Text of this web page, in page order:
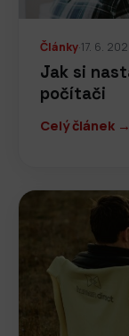
Články·17. 6.
Jak si
počítači
Celý článek →